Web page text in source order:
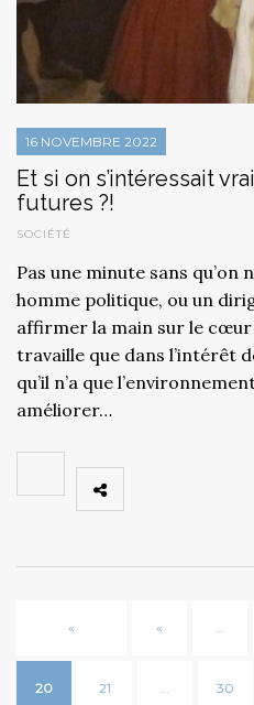
16 NOVEMBRE 2022
Et si on s’intéressait
futures ?!
SOCIÉTÉ
Pas une minute sans qu’on
homme politique, ou un
affirmer la main sur le
travaille que dans l’intérêt
qu’il n’a que
améliorer…
« « …
20 21 … 30